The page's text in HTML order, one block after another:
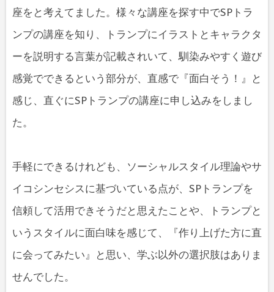
座をと考えてました。様々な講座を探す中でSPトラ
ンプの講座を知り、トランプにイラストとキャラクタ
ーを説明する言葉が記載されいて、馴染みやすく遊び
感覚でできるという部分が、直感で『面白そう！』と
感じ、直ぐにSPトランプの講座に申し込みをしまし
た。
手軽にできるけれども、ソーシャルスタイル理論やサ
イコシンセシスに基づいている点が、SPトランプを
信頼して活用できそうだと思えたことや、トランプと
いうスタイルに面白味を感じて、『作り上げた方に直
に会ってみたい』と思い、学ぶ以外の選択肢はありま
せんでした。